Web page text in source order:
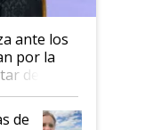
ante los
por la
dejó de
un
de